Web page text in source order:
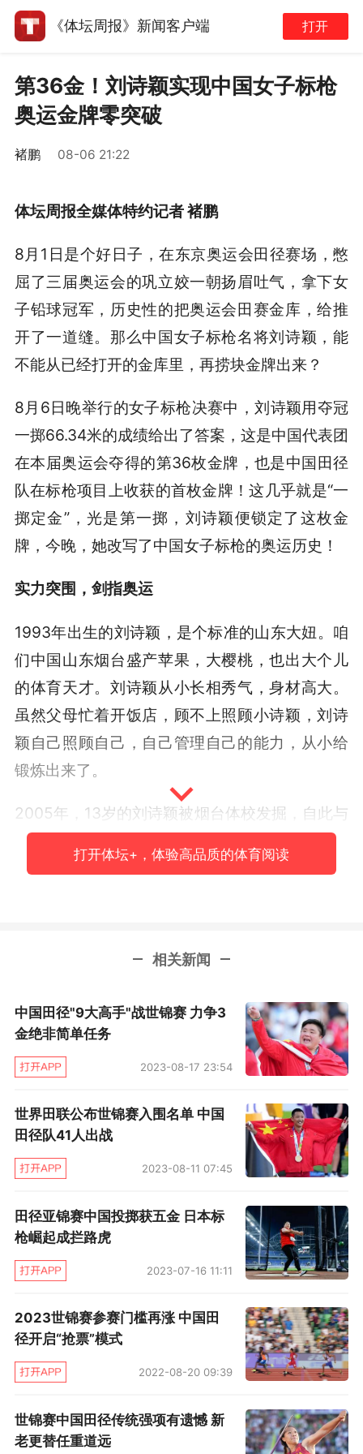
《体坛周报》新闻客户端 打开
第36金！刘诗颖实现中国女子标枪
奥运金牌零突破
褚鹏 08-06 21:22
体坛周报全媒体特约记者 褚鹏
8月1日是个好日子，在东京奥运会田径赛场，憋
屈了三届奥运会的巩立姣一朝扬眉吐气，拿下女
子铅球冠军，历史性的把奥运会田赛金库，给推
开了一道缝。那么中国女子标枪名将刘诗颖，能
不能从已经打开的金库里，再捞块金牌出来？
8月6日晚举行的女子标枪决赛中，刘诗颖用夺冠
一掷66.34米的成绩给出了答案，这是中国代表团
在本届奥运会夺得的第36枚金牌，也是中国田径
队在标枪项目上收获的首枚金牌！这几乎就是“一
掷定金”，光是第一掷，刘诗颖便锁定了这枚金
牌，今晚，她改写了中国女子标枪的奥运历史！
实力突围，剑指奥运
1993年出生的刘诗颖，是个标准的山东大妞。咱
们中国山东烟台盛产苹果，大樱桃，也出大个儿
的体育天才。刘诗颖从小长相秀气，身材高大。
虽然父母忙着开饭店，顾不上照顾小诗颖，刘诗
颖自己照顾自己，自己管理自己的能力，从小给
锻炼出来了。
2005年，13岁的刘诗颖被烟台体校发掘，自此与
标枪运动结缘。这是一项有前途的运动。女子标
枪曾经是中国田径的优势项目，曾经是经常打进
德妹投出了68米68，摘下中国田径史上唯一的女
不过刘诗颖没有赶上旧版标枪。从1999年，国际
田联规定采用了新式标枪，中国的女子标枪成绩
再没有达到徐德妹的高度。虽然都说中国女子投
掷有技术优势，但女子标枪相比奥运夺过牌，甚
至夺过金的女子铅球、铁饼和链球，成绩还差了
点。
伦敦奥运会后，中国田径队重新布局女子标枪，
请来德国外教，迅速提升了中国女子标枪的实
力。本届奥运会，三名队员吕会会、刘诗颖、余
玉珍就拿满了奥运会资格，成为具备冲击奥运会
奖牌实力的队伍。
在这支队伍中，外界都会看好实力强劲，成绩更
好的吕会会，但刘诗颖其实是这支队伍中最稳定
的实力派。从过去几年大赛发挥看，刘诗颖在稳
定性上要强于吕会会。2018年，吕会会赛季最佳
打开体坛+，体验高品质的体育阅读
相关新闻
中国田径"9大高手"战世锦赛 力争3
金绝非简单任务
2023-08-17 23:54
世界田联公布世锦赛入围名单 中国
田径队41人出战
2023-08-11 07:45
田径亚锦赛中国投掷获五金 日本标
枪崛起成拦路虎
2023-07-16 11:11
2023世锦赛参赛门槛再涨 中国田
径开启“抢票”模式
2022-08-20 09:39
世锦赛中国田径传统强项有遗憾 新
老更替任重道远